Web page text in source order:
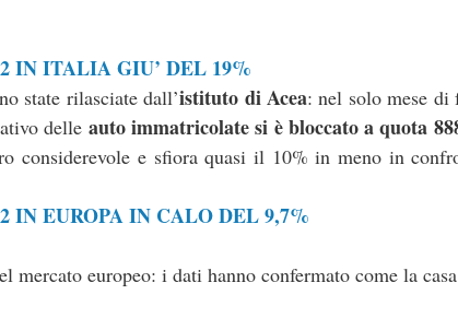
IN ITALIA GIU’ DEL 19%
state rilasciate dall’istituto di Acea: nel solo mese di
delle auto immatricolate si è bloccato a quota
considerevole e sfiora quasi il 10% in meno in
EUROPA IN CALO DEL 9,7%
mercato europeo: i dati hanno confermato come la